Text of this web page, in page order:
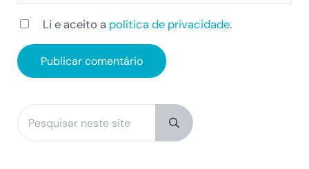
Li e aceito a política de privacidade.
Sidebar
Submit search